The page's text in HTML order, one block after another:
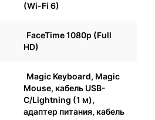
(Wi-Fi 6)
FaceTime 1080p (Full
HD)
Magic Keyboard, Magic
Mouse, кабель USB-
C/Lightning (1 м),
адаптер питания, кабель